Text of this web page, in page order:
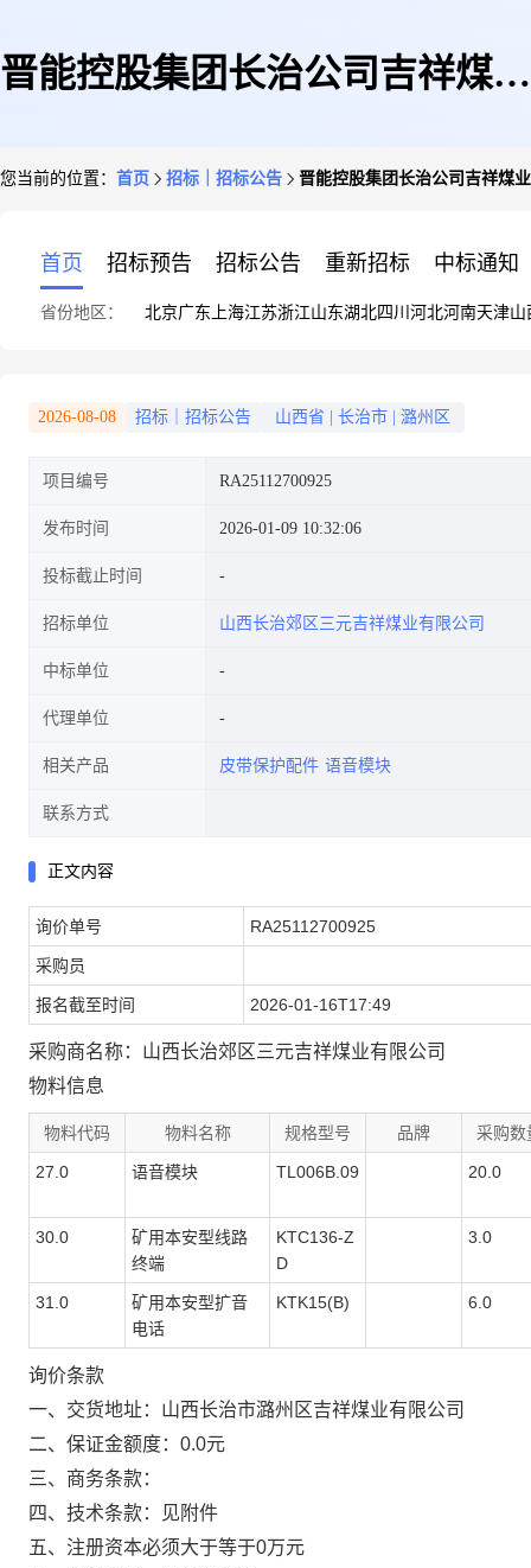
晋能控股集团长治公司吉祥煤业
元吉祥煤业有限公司)
您当前的位置： 首页 招标｜招标公告 晋能控股集团长治公司吉祥煤
首页 招标预告 招标公告 重新招标 中标通知
省份地区： 北京广东 上海江苏浙江山东湖北四川 河北河南天津山
2026-08-08 招标｜招标公告 山西省 长治市 潞州区
项目编号 RA25112700925
发布时间 2026-01-09 10:32:06
投标截止时间
招标单位 山西长治郊区三元吉祥煤业有限公司
中标单位
代理单位
相关产品 皮带保护配件 语音模块
联系方式
正文内容
询价单号 RA25112700925
采购员
报名截至时间 2026-01-16T17:49
采购商名称：山西长治郊区三元吉祥煤业有限公司
物料信息
物料代码 物料名称 规格型号 品牌 采购数
27.0 语音模块 TL006B.09 20.0
30.0
矿用本安型线路
终端
KTC136-Z
D
3.0
31.0
矿用本安型扩音
电话
KTK15(B) 6.0
询价条款
一、交货地址：山西长治市潞州区吉祥煤业有限公司
二、保证金额度：0.0元
三、商务条款：
四、技术条款：见附件
五、注册资本必须大于等于0万元